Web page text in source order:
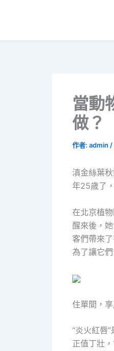
當動
做？
作者: admin /
滇金絲葉
年25歲了
在北京植
醒來後，
客們帶來
為了讓它
住單間，
“炎火紅唇
正值丁壯